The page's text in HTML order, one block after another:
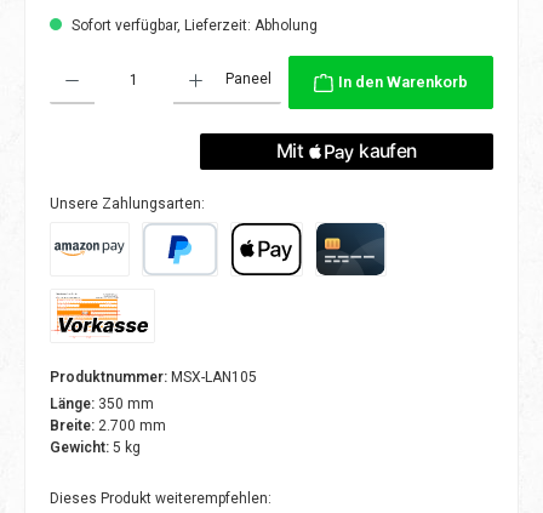
Sofort verfügbar, Lieferzeit: Abholung
Paneel In den Warenkorb
Unsere Zahlungsarten:
Produktnummer: MSX-LAN105
Länge: 350 mm
Breite: 2.700 mm
Gewicht: 5 kg
Dieses Produkt weiterempfehlen: